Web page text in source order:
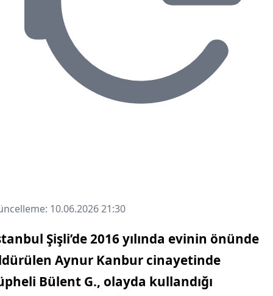
10.06.2026 21:30
Şişli’de 2016 yılında evinin önünde
Aynur Kanbur cinayetinde
Bülent G., olayda kullandığı